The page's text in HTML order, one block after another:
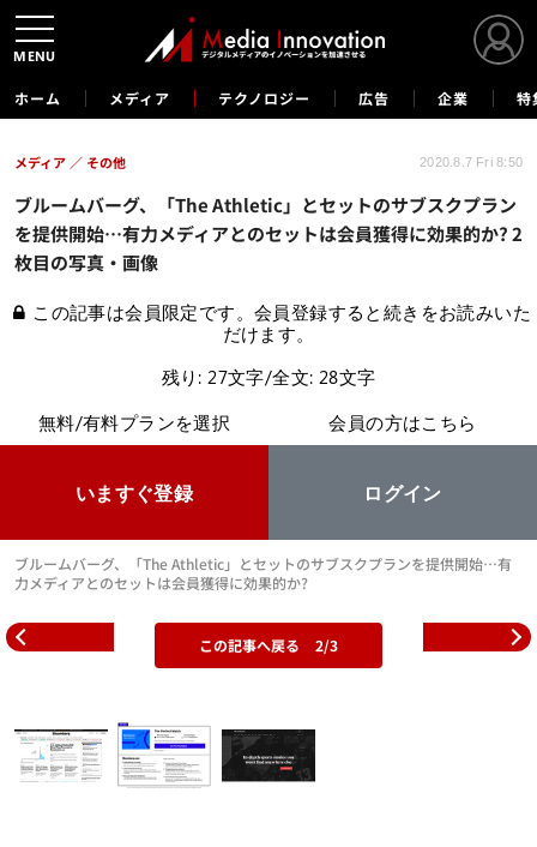
ホーム メディア テクノロジー 広告 企業 特
ブルームバーグ、「The Athletic」とセットのサブスクプラン
を提供開始…有力メディアとのセットは会員獲得に効果的か? 2
枚目の写真・画像
メディア その他 2020.8.7 Fri 8:50
この記事は会員限定です。会員登録すると続きをお読みいた
だけます。
残り: 27文字/全文: 28文字
無料/有料プランを選択
いますぐ登録
会員の方はこちら
ログイン
ブルームバーグ、「The Athletic」とセットのサブスクプランを提供開始…有
力メディアとのセットは会員獲得に効果的か?
この記事へ戻る 2/3
MENU